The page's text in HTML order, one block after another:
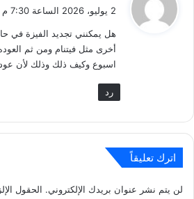
ل
2 يوليو، 2026 الساعة 7:30 م
هل يمكنني تجديد الفيزة في
أخرى مثل فيتنام ومن ثم
اسبوع وكيف ذلك وذلك لأن
رد
اترك تعليقاً
لن يتم نشر عنوان بريدك الإلكتروني. الحقول